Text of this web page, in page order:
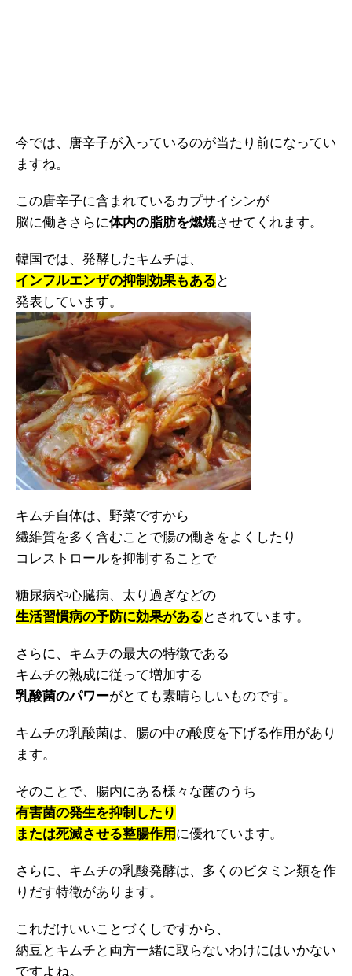
今では、唐辛子が入っているのが当たり前になってい
ますね。
この唐辛子に含まれているカプサイシンが
脳に働きさらに体内の脂肪を燃焼させてくれます。
韓国では、発酵したキムチは、
インフルエンザの抑制効果もある と
発表しています。
キムチ自体は、野菜ですから
繊維質を多く含むことで腸の働きをよくしたり
コレストロールを抑制することで
糖尿病や心臓病、太り過ぎなどの
生活習慣病の予防に効果がある とされています。
さらに、キムチの最大の特徴である
キムチの熟成に従って増加する
乳酸菌のパワーがとても素晴らしいものです。
キムチの乳酸菌は、腸の中の酸度を下げる作用があり
ます。
そのことで、腸内にある様々な菌のうち
有害菌の発生を抑制したり
または死滅させる整腸作用 に優れています。
さらに、キムチの乳酸発酵は、多くのビタミン類を作
りだす特徴があります。
これだけいいことづくしですから、
納豆とキムチと両方一緒に取らないわけにはいかない
ですよね。